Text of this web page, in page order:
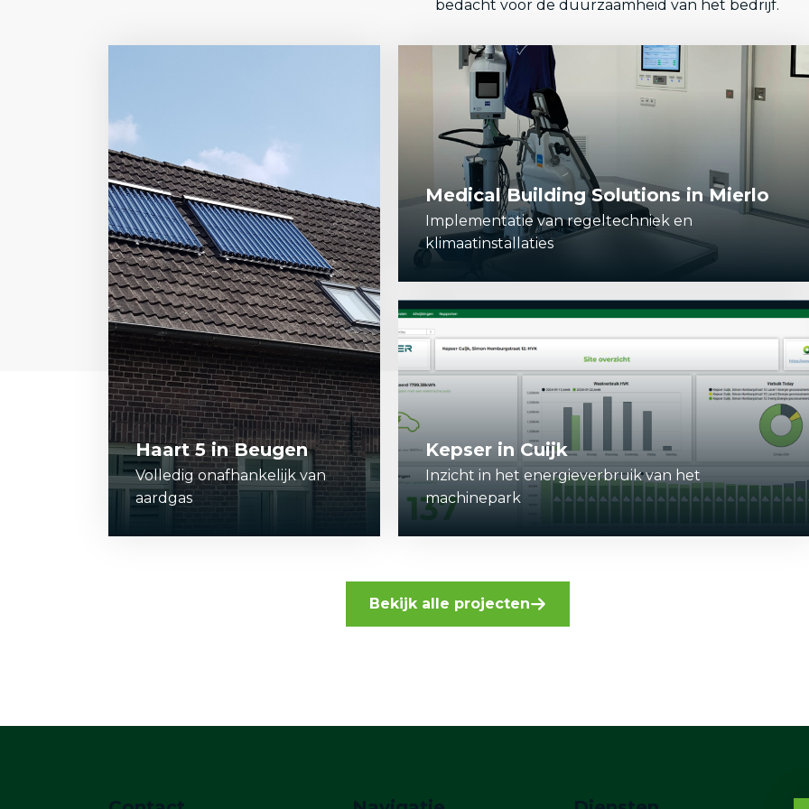
bedacht voor de duurzaamheid van het bedrijf.
Haart 5 in Beugen
Volledig onafhankelijk van
aardgas
Medical Building Solutions in Mierlo
Implementatie van regeltechniek en
klimaatinstallaties
Kepser in Cuijk
Inzicht in het energieverbruik van het
machinepark
Bekijk alle projecten